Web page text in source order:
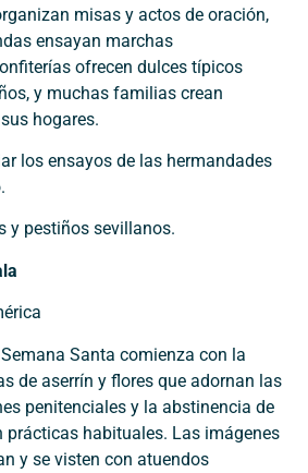
misas y actos de oración,
ensayan marchas
ofrecen dulces típicos
y muchas familias crean
hogares.
los ensayos de las hermandades
y pestiños sevillanos.
Santa comienza con la
de aserrín y flores que adornan las
penitenciales y la abstinencia de
prácticas habituales. Las imágenes
y se visten con atuendos